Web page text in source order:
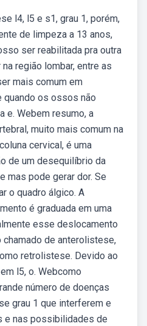
l4, l5 e s1, grau 1, porém,
de limpeza a 13 anos,
ser reabilitada pra outra
região lombar, entre as
mais comum em
os ossos não
e. Webem resumo, a
muito mais comum na
cervical, é uma
de um desequilíbrio da
mas pode gerar dor. Se
o quadro álgico. A
é graduada em uma
esse deslocamento
de anterolistese,
retrolistese. Devido ao
l5, o. Webcomo
número de doenças
grau 1 que interferem e
e nas possibilidades de